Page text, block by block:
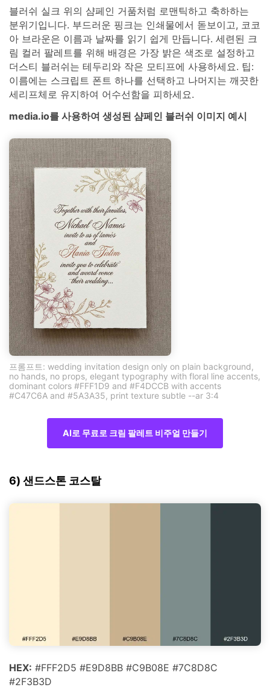
블러쉬 실크 위의 샴페인 거품처럼 로맨틱하고 축하하는
분위기입니다. 부드러운 핑크는 인쇄물에서 돋보이고, 코코
아 브라운은 이름과 날짜를 읽기 쉽게 만듭니다. 세련된 크
림 컬러 팔레트를 위해 배경은 가장 밝은 색조로 설정하고
더스티 블러쉬는 테두리와 작은 모티프에 사용하세요. 팁:
이름에는 스크립트 폰트 하나를 선택하고 나머지는 깨끗한
세리프체로 유지하여 어수선함을 피하세요.
media.io를 사용하여 생성된 샴페인 블러쉬 이미지 예시
프롬프트: wedding invitation design only on plain background,
no hands, no props, elegant typography with floral line accents,
dominant colors #FFF1D9 and #F4DCCB with accents
#C47C6A and #5A3A35, print texture subtle --ar 3:4
AI로 무료로 크림 팔레트 비주얼 만들기
6) 샌드스톤 코스탈
HEX: #FFF2D5 #E9D8BB #C9B08E #7C8D8C
#2F3B3D